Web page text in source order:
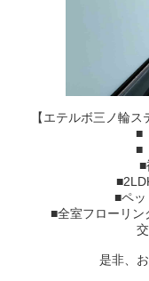
【エテルボ三ノ輪
■
■
■
■ペッ
■全室フローリン
是非、